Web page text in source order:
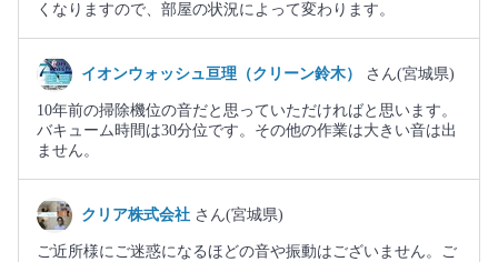
くなりますので、部屋の状況によって変わります。
イオンウォッシュ亘理（クリーン鈴木） さん(宮城県)
10年前の掃除機位の音だと思っていただければと思います。
バキューム時間は30分位です。その他の作業は大きい音は出
ません。
クリア株式会社 さん(宮城県)
ご近所様にご迷惑になるほどの音や振動はございません。ご